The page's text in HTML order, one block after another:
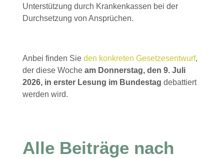
Unterstützung durch Krankenkassen bei der
Durchsetzung von Ansprüchen.
Anbei finden Sie den konkreten Gesetzesentwurf,
der diese Woche am Donnerstag, den 9. Juli
2026, in erster Lesung im Bundestag debattiert
werden wird.
Alle Beiträge nach